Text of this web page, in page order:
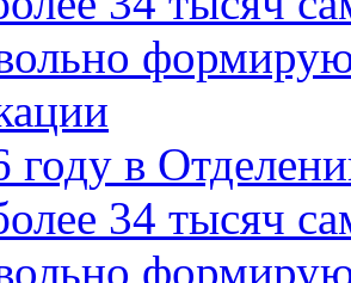
году в
34 тысяч